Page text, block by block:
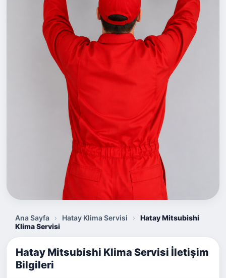
Ana Sayfa › Hatay Klima Servisi ›
Hatay Mitsubishi
Klima Servisi
Hatay Mitsubishi Klima Servisi İletişim
Bilgileri